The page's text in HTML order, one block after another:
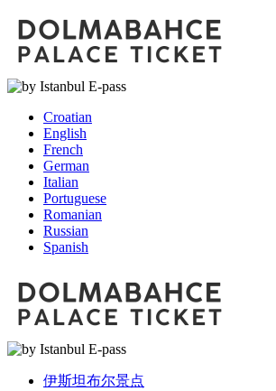
Croatian
English
French
German
Italian
Portuguese
Romanian
Russian
Spanish
伊斯坦布尔景点